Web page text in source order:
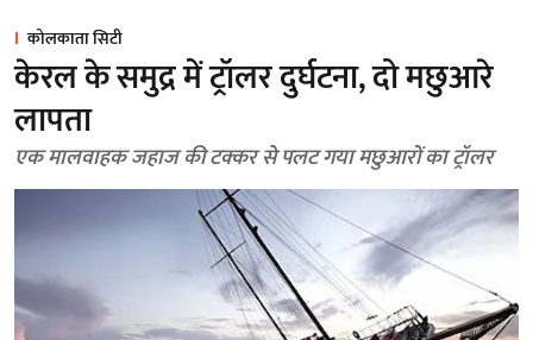
कोलकाता सिटी
केरल के समुद्र में ट्रॉलर दुर्घटना, दो मछुआरे
लापता
एक मालवाहक जहाज की टक्कर से पलट गया मछुआरों का ट्रॉलर